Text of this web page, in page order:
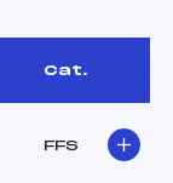
Cat.
FFS